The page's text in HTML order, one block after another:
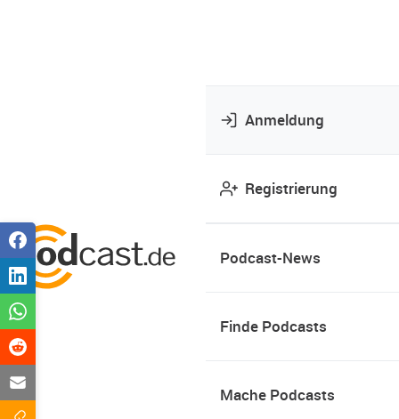
Anmeldung
Registrierung
Podcast-News
Finde Podcasts
Mache Podcasts